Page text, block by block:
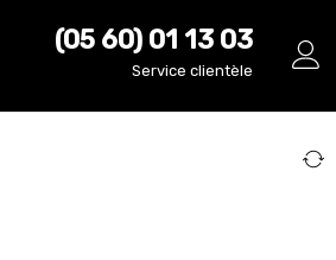
(05 60) 01 13 03
Service clientèle